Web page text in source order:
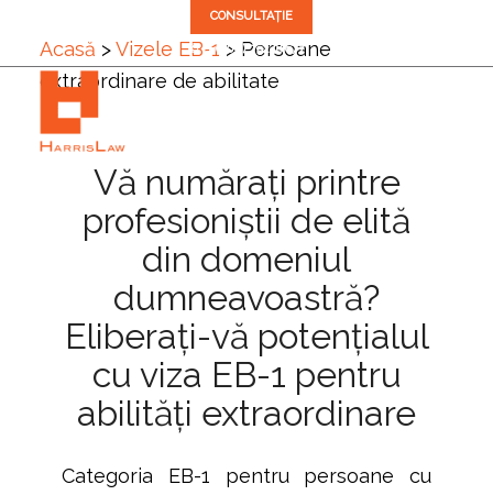
CONSULTAȚIE
✆ +1 (305) 792-8677
Acasă >Vizele EB-1 > Persoane
extraordinare de abilitate
Vă numărați printre
profesioniștii de elită
din domeniul
dumneavoastră?
Eliberați-vă potențialul
cu viza EB-1 pentru
abilități extraordinare
Categoria EB-1 pentru persoane cu